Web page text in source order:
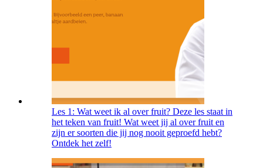
Les 1: Wat weet ik al over fruit? Deze les staat in
het teken van fruit! Wat weet jij al over fruit en
zijn er soorten die jij nog nooit geproefd hebt?
Ontdek het zelf!